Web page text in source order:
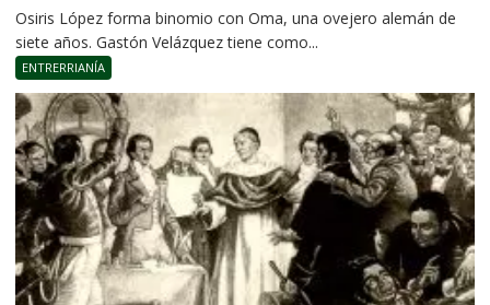
Osiris López forma binomio con Oma, una ovejero alemán de
siete años. Gastón Velázquez tiene como...
ENTRERRIANÍA